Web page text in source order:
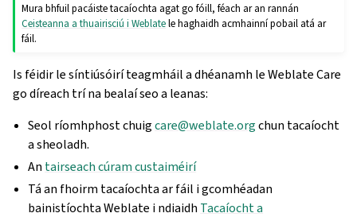
Mura bhfuil pacáiste tacaíochta agat go fóill, féach ar an rannán
Ceisteanna a thuairisciú i Weblatele haghaidh acmhainní pobail atá ar
fáil.
Is féidir le síntiúsóirí teagmháil a dhéanamh le Weblate Care
go díreach trí na bealaí seo a leanas:
Seol ríomhphost chuigcare@weblate.orgchun tacaíocht
a sheoladh.
An tairseach cúram custaiméirí
Tá an fhoirm tacaíochta ar fáil i gcomhéadan
bainistíochta Weblate i ndiaidh Tacaíocht a